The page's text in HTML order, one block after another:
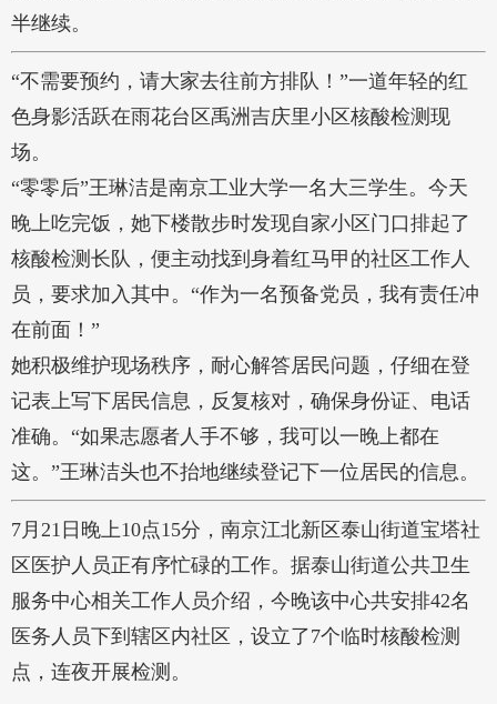
半继续。
“不需要预约，请大家去往前方排队！”一道年轻的红
色身影活跃在雨花台区禹洲吉庆里小区核酸检测现
场。
“零零后”王琳洁是南京工业大学一名大三学生。今天
晚上吃完饭，她下楼散步时发现自家小区门口排起了
核酸检测长队，便主动找到身着红马甲的社区工作人
员，要求加入其中。“作为一名预备党员，我有责任冲
在前面！”
她积极维护现场秩序，耐心解答居民问题，仔细在登
记表上写下居民信息，反复核对，确保身份证、电话
准确。“如果志愿者人手不够，我可以一晚上都在
这。”王琳洁头也不抬地继续登记下一位居民的信息。
7月21日晚上10点15分，南京江北新区泰山街道宝塔社
区医护人员正有序忙碌的工作。据泰山街道公共卫生
服务中心相关工作人员介绍，今晚该中心共安排42名
医务人员下到辖区内社区，设立了7个临时核酸检测
点，连夜开展检测。